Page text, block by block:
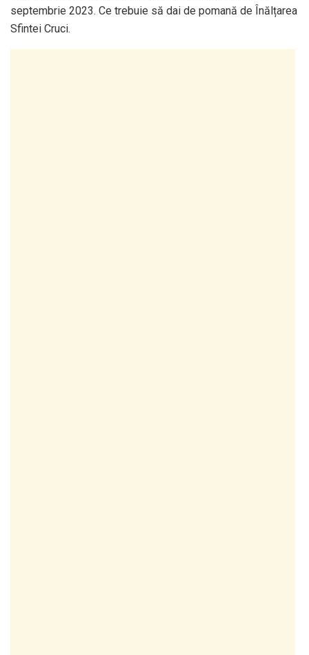
septembrie 2023. Ce trebuie să dai de pomană de Înălțarea
Sfintei Cruci.